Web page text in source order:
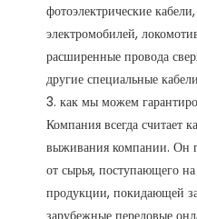
фотоэлектрические
электромобилей,
расширенные провода
другие специальные
3. как мы можем
Компания всегда считает
выживания компании. Он
от сырья, поступающего
продукции, покидающей